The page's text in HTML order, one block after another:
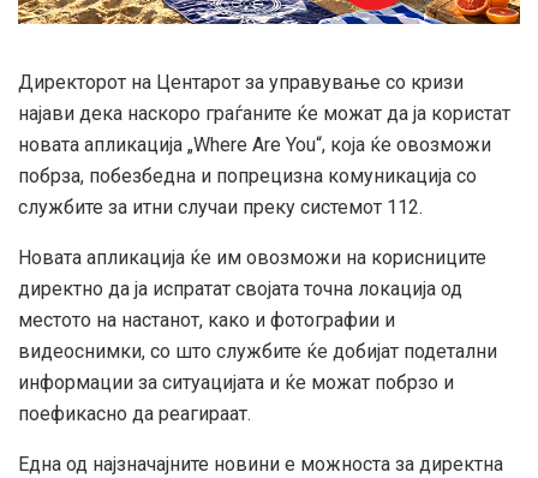
Директорот на Центарот за управување со кризи
најави дека наскоро граѓаните ќе можат да ја користат
новата апликација „Where Are You“, која ќе овозможи
побрза, побезбедна и попрецизна комуникација со
службите за итни случаи преку системот 112.
Новата апликација ќе им овозможи на корисниците
директно да ја испратат својата точна локација од
местото на настанот, како и фотографии и
видеоснимки, со што службите ќе добијат подетални
информации за ситуацијата и ќе можат побрзо и
поефикасно да реагираат.
Една од најзначајните новини е можноста за директна